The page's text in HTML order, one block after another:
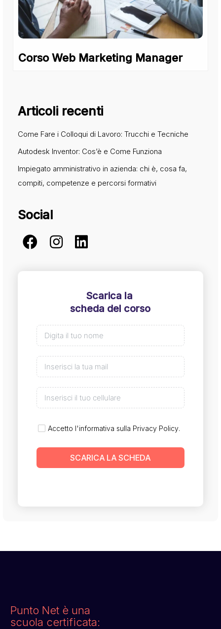
Corso Web Marketing Manager
Articoli recenti
Come Fare i Colloqui di Lavoro: Trucchi e Tecniche
Autodesk Inventor: Cos’è e Come Funziona
Impiegato amministrativo in azienda: chi è, cosa fa,
compiti, competenze e percorsi formativi
Social
Scarica la
scheda del corso
Accetto l'informativa sulla Privacy Policy.
SCARICA LA SCHEDA
Punto Net è una
scuola certificata: